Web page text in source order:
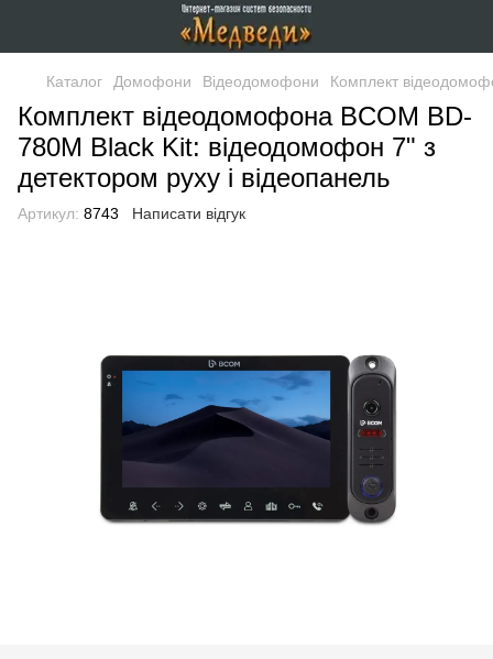
Каталог Домофони Відеодомофони Комплект
Комплект відеодомофона BCOM BD-
780M Black Kit: відеодомофон 7" з
детектором руху і відеопанель
Артикул: 8743 Написати відгук